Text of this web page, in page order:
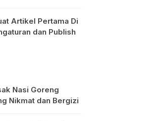
Artikel Pertama Di
dan Publish
Nasi Goreng
Nikmat dan Bergizi